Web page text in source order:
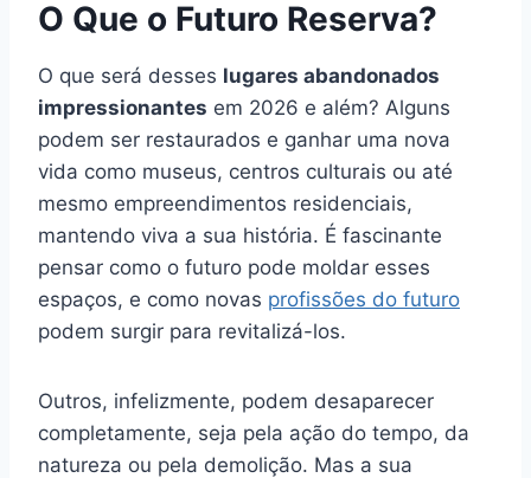
O Que o Futuro Reserva?
O que será desses lugares abandonados
impressionantes em 2026 e além? Alguns
podem ser restaurados e ganhar uma nova
vida como museus, centros culturais ou até
mesmo empreendimentos residenciais,
mantendo viva a sua história. É fascinante
pensar como o futuro pode moldar esses
espaços, e como novas profissões do futuro
podem surgir para revitalizá-los.
Outros, infelizmente, podem desaparecer
completamente, seja pela ação do tempo, da
natureza ou pela demolição. Mas a sua